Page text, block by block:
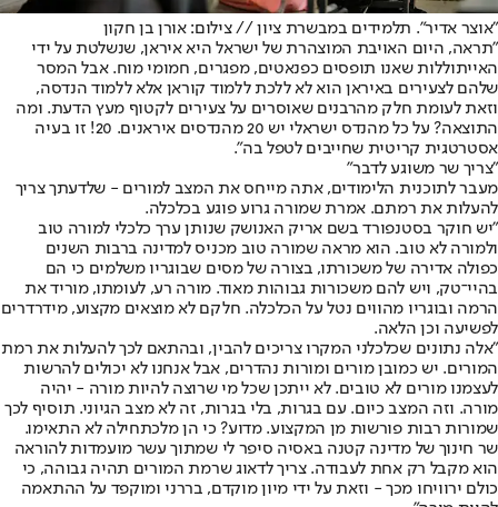
"אוצר אדיר". תלמידים במבשרת ציון // צילום: אורן בן חקון
"תראה, היום האויבת המוצהרת של ישראל היא איראן, שנשלטת על ידי
האייתוללות שאנו תופסים כפנאטים, מפגרים, חמומי מוח. אבל המסר
שלהם לצעירים באיראן הוא לא ללכת ללמוד קוראן אלא ללמוד הנדסה,
וזאת לעומת חלק מהרבנים שאוסרים על צעירים לקטוף מעץ הדעת. ומה
התוצאה? על כל מהנדס ישראלי יש 20 מהנדסים איראנים. 20! זו בעיה
אסטרטגית קריטית שחייבים לטפל בה".
"צריך שר משוגע לדבר"
מעבר לתוכנית הלימודים, אתה מייחס את המצב למורים - שלדעתך צריך
להעלות את רמתם. אמרת שמורה גרוע פוגע בכלכלה.
"יש חוקר בסטנפורד בשם אריק האנושק שנותן ערך כלכלי למורה טוב
ולמורה לא טוב. הוא מראה שמורה טוב מכניס למדינה ברבות השנים
כפולה אדירה של משכורתו, בצורה של מסים שבוגריו משלמים כי הם
בהיי־טק, ויש להם משכורות גבוהות מאוד. מורה רע, לעומתו, מוריד את
הרמה ובוגריו מהווים נטל על הכלכלה. חלקם לא מוצאים מקצוע, מידרדרים
לפשיעה וכן הלאה.
"אלה נתונים שכלכלני המקרו צריכים להבין, ובהתאם לכך להעלות את רמת
המורים. יש כמובן מורים ומורות נהדרים, אבל אנחנו לא יכולים להרשות
לעצמנו מורים לא טובים. לא ייתכן שכל מי שרוצה להיות מורה - יהיה
מורה. וזה המצב כיום. עם בגרות, בלי בגרות, זה לא מצב הגיוני. תוסיף לכך
שמורות רבות פורשות מן המקצוע. מדוע? כי הן מלכתחילה לא התאימו.
שר חינוך של מדינה קטנה באסיה סיפר לי שמתוך עשר מועמדות להוראה
הוא מקבל רק אחת לעבודה. צריך לדאוג שרמת המורים תהיה גבוהה, כי
כולם ירוויחו מכך - וזאת על ידי מיון מוקדם, בררני ומוקפד על ההתאמה